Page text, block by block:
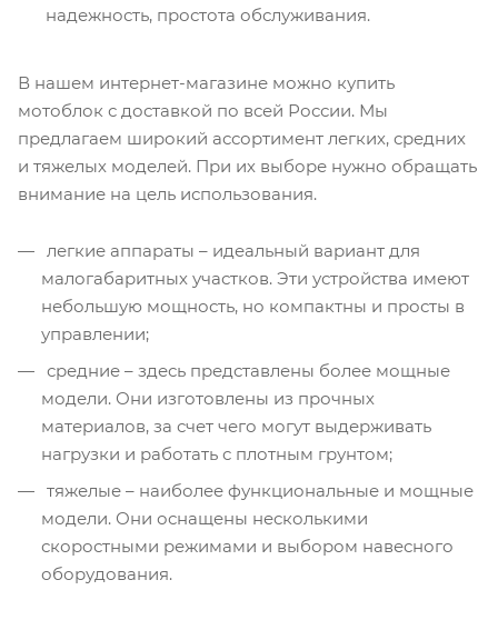
надежность, простота обслуживания.
В нашем интернет-магазине можно купить
мотоблок с доставкой по всей России. Мы
предлагаем широкий ассортимент легких, средних
и тяжелых моделей. При их выборе нужно обращать
внимание на цель использования.
легкие аппараты – идеальный вариант для
малогабаритных участков. Эти устройства имеют
небольшую мощность, но компактны и просты в
управлении;
средние – здесь представлены более мощные
модели. Они изготовлены из прочных
материалов, за счет чего могут выдерживать
нагрузки и работать с плотным грунтом;
тяжелые – наиболее функциональные и мощные
модели. Они оснащены несколькими
скоростными режимами и выбором навесного
оборудования.